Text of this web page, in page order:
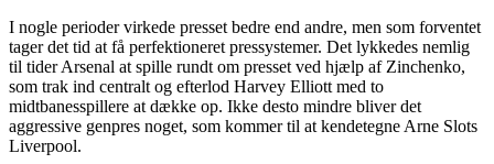
I nogle perioder virkede presset bedre end andre, men som forventet
tager det tid at få perfektioneret pressystemer. Det lykkedes nemlig
til tider Arsenal at spille rundt om presset ved hjælp af Zinchenko,
som trak ind centralt og efterlod Harvey Elliott med to
midtbanesspillere at dække op. Ikke desto mindre bliver det
aggressive genpres noget, som kommer til at kendetegne Arne Slots
Liverpool.